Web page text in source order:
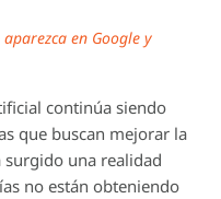
en Google y
continúa siendo
que buscan mejorar la
una realidad
no están obteniendo